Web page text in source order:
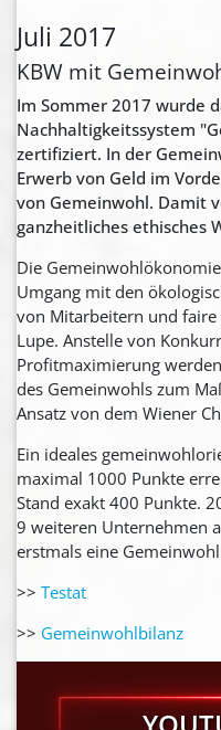
Juli 2017
KBW mit
Im Sommer 2017 wurde
Nachhaltigkeitssystem
zertifiziert. In der
Erwerb von Geld im
von Gemeinwohl. Damit
ganzheitliches ethisches
Die
Umgang mit den
von Mitarbeitern und
Lupe. Anstelle von
Profitmaximierung
des Gemeinwohls zum
Ansatz von dem Wiener
Ein ideales
maximal 1000 Punkte
Stand exakt 400 Punkte.
9 weiteren Unternehmen
erstmals eine
>> Testat
>> Gemeinwohlbilanz